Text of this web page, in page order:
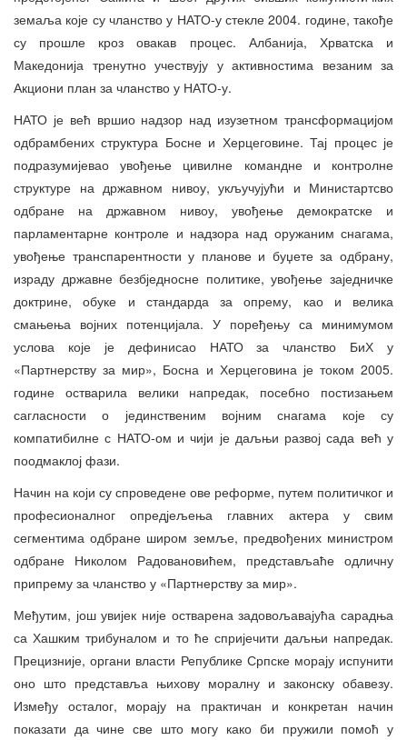
земаља које су чланство у НАТО-у стекле 2004. године, такође
су прошле кроз овакав процес. Албанија, Хрватска и
Македонија тренутно учествују у активностима везаним за
Акциони план за чланство у НАТО-у.
НАТО је већ вршио надзор над изузетном трансформацијом
одбрамбених структура Босне и Херцеговине. Тај процес је
подразумијевао увођење цивилне командне и контролне
структуре на државном нивоу, укључујући и Министартсво
одбране на државном нивоу, увођење демократске и
парламентарне контроле и надзора над оружаним снагама,
увођење транспарентности у планове и буџете за одбрану,
израду државне безбједносне политике, увођење заједничке
доктрине, обуке и стандарда за опрему, као и велика
смањења војних потенцијала. У поређењу са минимумом
услова које је дефинисао НАТО за чланство БиХ у
«Партнерству за мир», Босна и Херцеговина је током 2005.
године остварила велики напредак, посебно постизањем
сагласности о јединственим војним снагама које су
компатибилне с НАТО-ом и чији је даљњи развој сада већ у
поодмаклој фази.
Начин на који су спроведене ове реформе, путем политичког и
професионалног опредјељења главних актера у свим
сегментима одбране широм земље, предвођених министром
одбране Николом Радовановићем, представљаће одличну
припрему за чланство у «Партнерству за мир».
Међутим, још увијек није остварена задовољавајућа сарадња
са Хашким трибуналом и то ће спријечити даљњи напредак.
Прецизније, органи власти Републике Српске морају испунити
оно што представља њихову моралну и законску обавезу.
Између осталог, морају на практичан и конкретан начин
показати да чине све што могу како би пружили помоћ у